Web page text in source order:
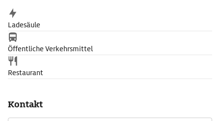
Ladesäule
Öffentliche Verkehrsmittel
Restaurant
Kontakt